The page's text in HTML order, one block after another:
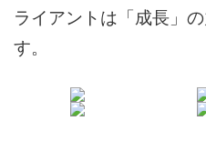
ライアントは「成長」
す。